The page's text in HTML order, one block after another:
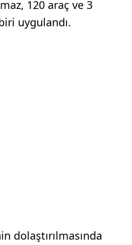
120 araç ve 3
uygulandı.
dolaştırılmasında